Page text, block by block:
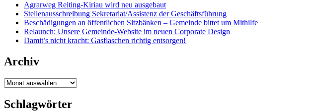
Agrarweg Reiting-Kiriau wird neu ausgebaut
Stellenausschreibung Sekretariat/Assistenz der Geschäftsführung
Beschädigungen an öffentlichen Sitzbänken – Gemeinde bittet um Mithilfe
Relaunch: Unsere Gemeinde-Website im neuen Corporate Design
Damit’s nicht kracht: Gasflaschen richtig entsorgen!
Archiv
Archiv
Schlagwörter